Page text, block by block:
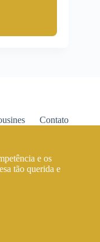
Contato
e os
tão querida e